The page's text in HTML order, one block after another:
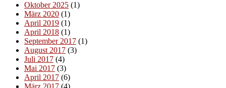
Oktober 2025 (1)
März 2020 (1)
April 2019 (1)
April 2018 (1)
September 2017 (1)
August 2017 (3)
Juli 2017 (4)
Mai 2017 (3)
April 2017 (6)